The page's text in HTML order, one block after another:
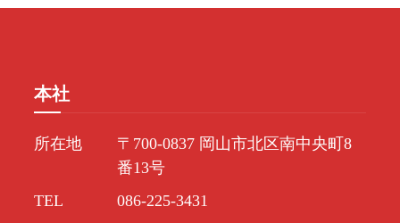
本社
所在地
〒700-0837 岡山市北区南中央町8
番13号
TEL
086-225-3431